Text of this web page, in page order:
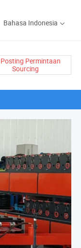
Bahasa Indonesia
Posting Permintaan
Sourcing